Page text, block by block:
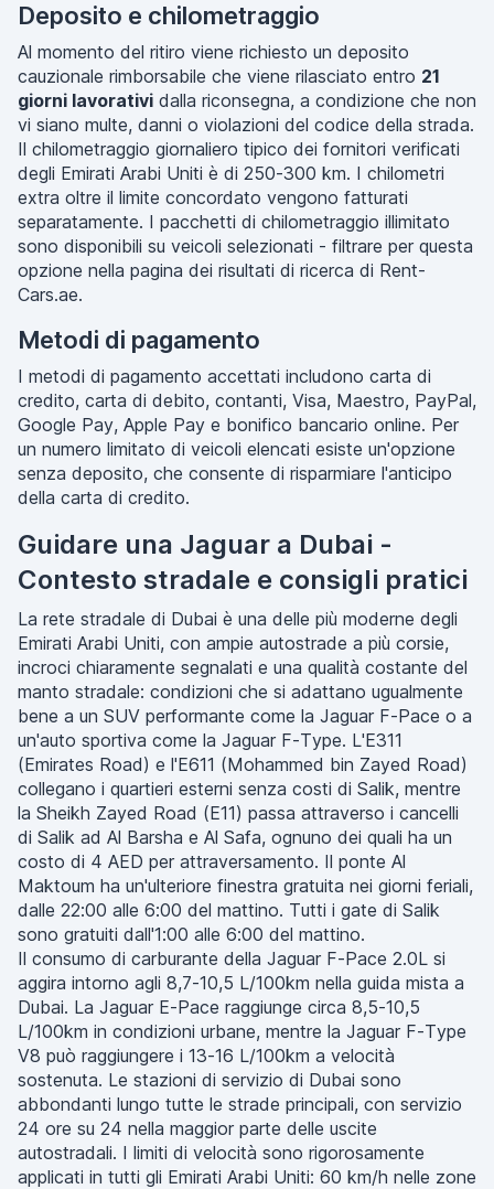
Deposito e chilometraggio
Al momento del ritiro viene richiesto un deposito
cauzionale rimborsabile che viene rilasciato entro 21
giorni lavorativi dalla riconsegna, a condizione che non
vi siano multe, danni o violazioni del codice della strada.
Il chilometraggio giornaliero tipico dei fornitori verificati
degli Emirati Arabi Uniti è di 250-300 km. I chilometri
extra oltre il limite concordato vengono fatturati
separatamente. I pacchetti di chilometraggio illimitato
sono disponibili su veicoli selezionati - filtrare per questa
opzione nella pagina dei risultati di ricerca di Rent-
Cars.ae.
Metodi di pagamento
I metodi di pagamento accettati includono carta di
credito, carta di debito, contanti, Visa, Maestro, PayPal,
Google Pay, Apple Pay e bonifico bancario online. Per
un numero limitato di veicoli elencati esiste un'opzione
senza deposito, che consente di risparmiare l'anticipo
della carta di credito.
Guidare una Jaguar a Dubai -
Contesto stradale e consigli pratici
La rete stradale di Dubai è una delle più moderne degli
Emirati Arabi Uniti, con ampie autostrade a più corsie,
incroci chiaramente segnalati e una qualità costante del
manto stradale: condizioni che si adattano ugualmente
bene a un SUV performante come la Jaguar F-Pace o a
un'auto sportiva come la Jaguar F-Type. L'E311
(Emirates Road) e l'E611 (Mohammed bin Zayed Road)
collegano i quartieri esterni senza costi di Salik, mentre
la Sheikh Zayed Road (E11) passa attraverso i cancelli
di Salik ad Al Barsha e Al Safa, ognuno dei quali ha un
costo di 4 AED per attraversamento. Il ponte Al
Maktoum ha un'ulteriore finestra gratuita nei giorni feriali,
dalle 22:00 alle 6:00 del mattino. Tutti i gate di Salik
sono gratuiti dall'1:00 alle 6:00 del mattino.
Il consumo di carburante della Jaguar F-Pace 2.0L si
aggira intorno agli 8,7-10,5 L/100km nella guida mista a
Dubai. La Jaguar E-Pace raggiunge circa 8,5-10,5
L/100km in condizioni urbane, mentre la Jaguar F-Type
V8 può raggiungere i 13-16 L/100km a velocità
sostenuta. Le stazioni di servizio di Dubai sono
abbondanti lungo tutte le strade principali, con servizio
24 ore su 24 nella maggior parte delle uscite
autostradali. I limiti di velocità sono rigorosamente
applicati in tutti gli Emirati Arabi Uniti: 60 km/h nelle zone